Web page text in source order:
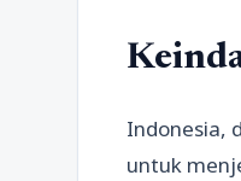
Indonesia,
untuk